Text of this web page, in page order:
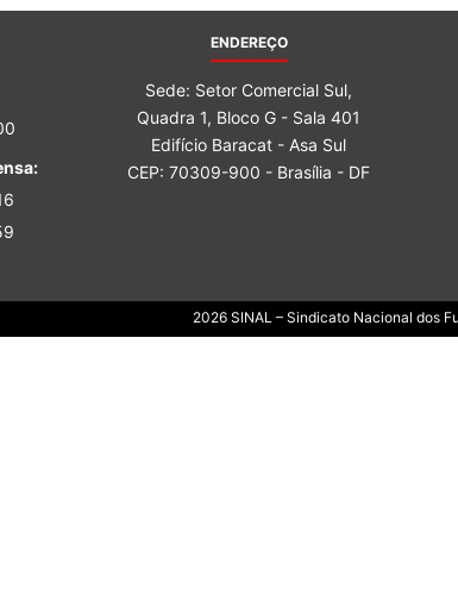
Sindicato
ENDEREÇO
Sede: Setor Comercial Sul,
Quadra 1, Bloco G - Sala 401
Edifício Baracat - Asa Sul
CEP: 70309-900 - Brasília - DF
2026 SINAL – Sindicato Nacional dos